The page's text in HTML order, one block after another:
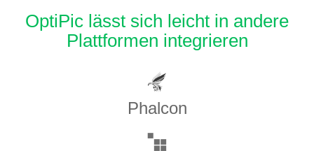
OptiPic lässt sich leicht in andere
Plattformen integrieren
Phalcon